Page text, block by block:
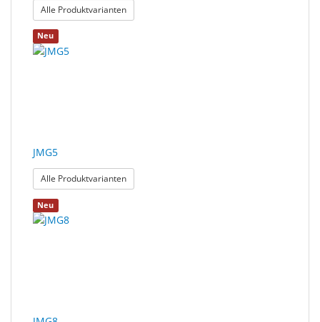
Alle Produktvarianten: JMG2
Neu
JMG5
Alle Produktvarianten: JMG5
Neu